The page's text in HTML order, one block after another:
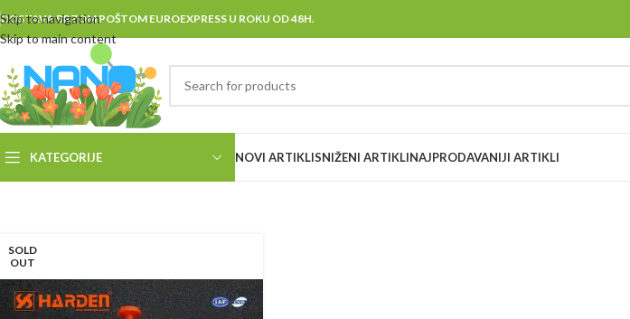
Skip to navigation
Skip to main content
DOSTAVA BRZOM POŠTOM EUROEXPRESS U ROKU OD 48H.
KATEGORIJE NOVI ARTIKLISNIŽENI ARTIKLINAJPRODAVANIJI ARTIKLI
SOLD
OUT